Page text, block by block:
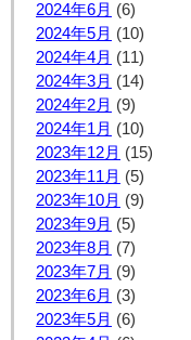
2024年6月 (6)
2024年5月 (10)
2024年4月 (11)
2024年3月 (14)
2024年2月 (9)
2024年1月 (10)
2023年12月 (15)
2023年11月 (5)
2023年10月 (9)
2023年9月 (5)
2023年8月 (7)
2023年7月 (9)
2023年6月 (3)
2023年5月 (6)